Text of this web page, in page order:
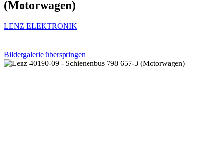
(Motorwagen)
LENZ ELEKTRONIK
Bildergalerie überspringen